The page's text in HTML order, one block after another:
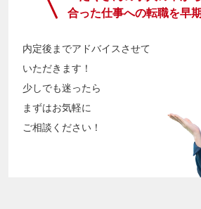
合った仕事への転職を早
内定後までアドバイスさせて
いただきます！
少しでも迷ったら
まずはお気軽に
ご相談ください！